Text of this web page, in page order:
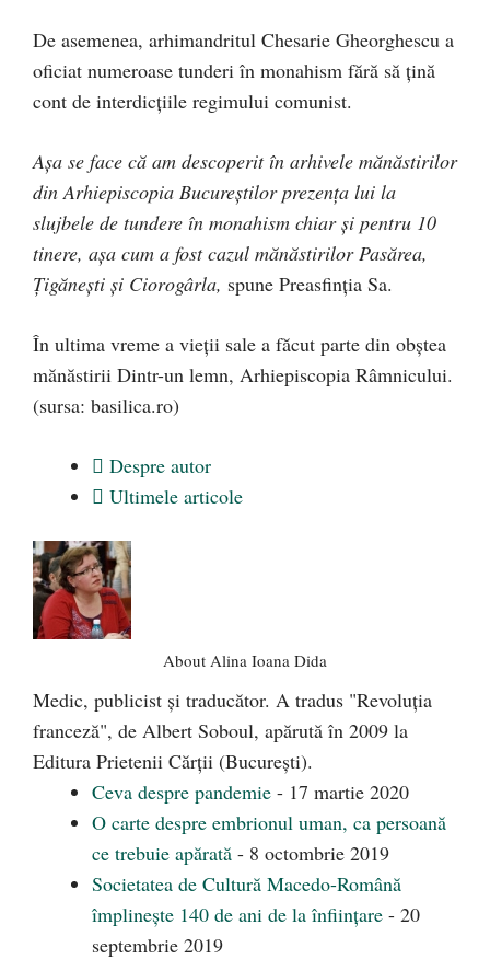
De asemenea, arhimandritul Chesarie Gheorghescu a
oficiat numeroase tunderi în monahism fără să țină
cont de interdicțiile regimului comunist.
Așa se face că am descoperit în arhivele mănăstirilor
din Arhiepiscopia Bucureștilor prezența lui la
slujbele de tundere în monahism chiar și pentru 10
tinere, așa cum a fost cazul mănăstirilor Pasărea,
Țigănești și Ciorogârla, spune Preasfinția Sa.
În ultima vreme a vieții sale a făcut parte din obștea
mănăstirii Dintr-un lemn, Arhiepiscopia Râmnicului.
(sursa: basilica.ro)
Despre autor
Ultimele articole
About Alina Ioana Dida
Medic, publicist şi traducător. A tradus "Revoluţia
franceză", de Albert Soboul, apărută în 2009 la
Editura Prietenii Cărţii (Bucureşti).
Ceva despre pandemie - 17 martie 2020
O carte despre embrionul uman, ca persoană
ce trebuie apărată - 8 octombrie 2019
Societatea de Cultură Macedo-Română
împlinește 140 de ani de la înființare - 20
septembrie 2019